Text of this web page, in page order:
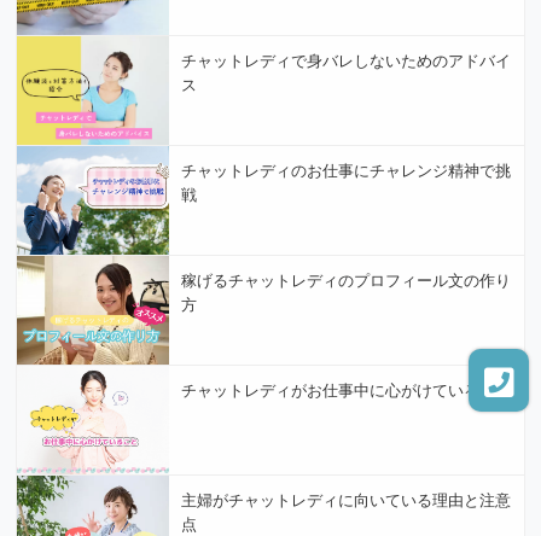
チャットレディで身バレしないためのアドバイ
ス
チャットレディのお仕事にチャレンジ精神で挑
戦
稼げるチャットレディのプロフィール文の作り
方
チャットレディがお仕事中に心がけていること
主婦がチャットレディに向いている理由と注意
点